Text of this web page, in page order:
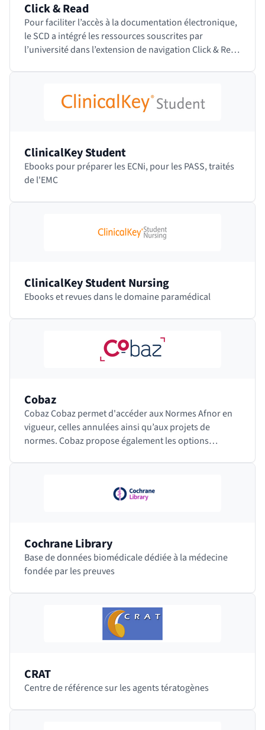
Click & Read
Pour faciliter l’accès à la documentation électronique,
le SCD a intégré les ressources souscrites par
l’université dans l’extension de navigation Click & Read
ClinicalKey Student
Ebooks pour préparer les ECNi, pour les PASS, traités
de l'EMC
ClinicalKey Student Nursing
Ebooks et revues dans le domaine paramédical
Cobaz
Cobaz Cobaz permet d'accéder aux Normes Afnor en
vigueur, celles annulées ainsi qu’aux projets de
normes. Cobaz propose également les options
Cochrane Library
Base de données biomédicale dédiée à la médecine
fondée par les preuves
CRAT
Centre de référence sur les agents tératogènes